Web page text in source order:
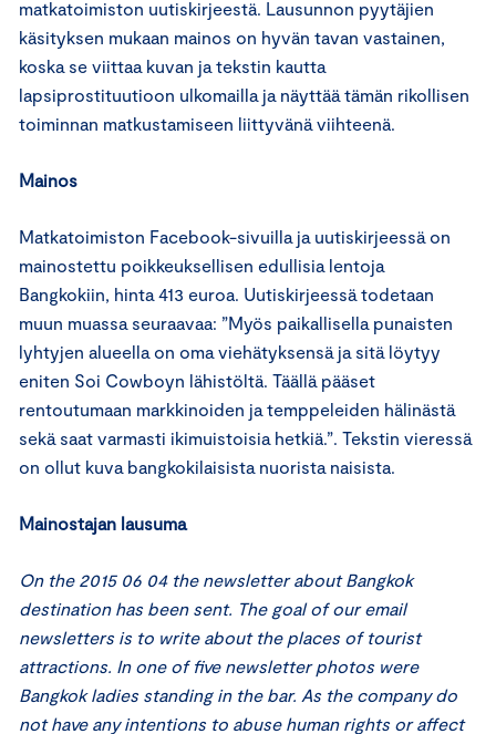
matkatoimiston uutiskirjeestä. Lausunnon pyytäjien
käsityksen mukaan mainos on hyvän tavan vastainen,
koska se viittaa kuvan ja tekstin kautta
lapsiprostituutioon ulkomailla ja näyttää tämän rikollisen
toiminnan matkustamiseen liittyvänä viihteenä.
Mainos
Matkatoimiston Facebook-sivuilla ja uutiskirjeessä on
mainostettu poikkeuksellisen edullisia lentoja
Bangkokiin, hinta 413 euroa. Uutiskirjeessä todetaan
muun muassa seuraavaa: ”Myös paikallisella punaisten
lyhtyjen alueella on oma viehätyksensä ja sitä löytyy
eniten Soi Cowboyn lähistöltä. Täällä pääset
rentoutumaan markkinoiden ja temppeleiden hälinästä
sekä saat varmasti ikimuistoisia hetkiä.”. Tekstin vieressä
on ollut kuva bangkokilaisista nuorista naisista.
Mainostajan lausuma
On the 2015 06 04 the newsletter about Bangkok
destination has been sent. The goal of our email
newsletters is to write about the places of tourist
attractions. In one of five newsletter photos were
Bangkok ladies standing in the bar. As the company do
not have any intentions to abuse human rights or affect